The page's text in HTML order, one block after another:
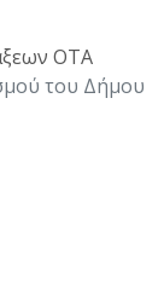
ΟΤΑ
του Δήμου